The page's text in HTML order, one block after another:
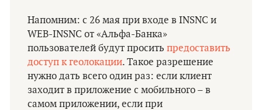
Напомним: с 26 мая при входе в INSNC и
WEB-INSNC от «Альфа-Банка»
пользователей будут просить предоставить
доступ к геолокации. Такое разрешение
нужно дать всего один раз: если клиент
заходит в приложение с мобильного – в
самом приложении, если при